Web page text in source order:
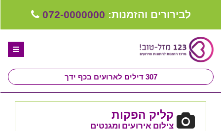
לבירורים והזמנות: 072-0000000
307 דילים לארועים בכף ידך
ספקים לחתונה מומלצים
קליק הפקות
צילום אירועים ומגנטים